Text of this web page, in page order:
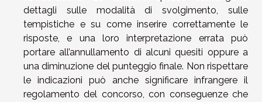
dettagli sulle modalità di svolgimento, sulle
tempistiche e su come inserire correttamente le
risposte, e una loro interpretazione errata può
portare all’annullamento di alcuni quesiti oppure a
una diminuzione del punteggio finale. Non rispettare
le indicazioni può anche significare infrangere il
regolamento del concorso, con conseguenze che